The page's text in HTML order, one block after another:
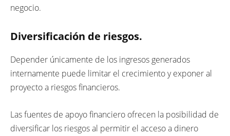
negocio.
Diversificación de riesgos.
Depender únicamente de los ingresos generados
internamente puede limitar el crecimiento y exponer al
proyecto a riesgos financieros.
Las fuentes de apoyo financiero ofrecen la posibilidad de
diversificar los riesgos al permitir el acceso a dinero